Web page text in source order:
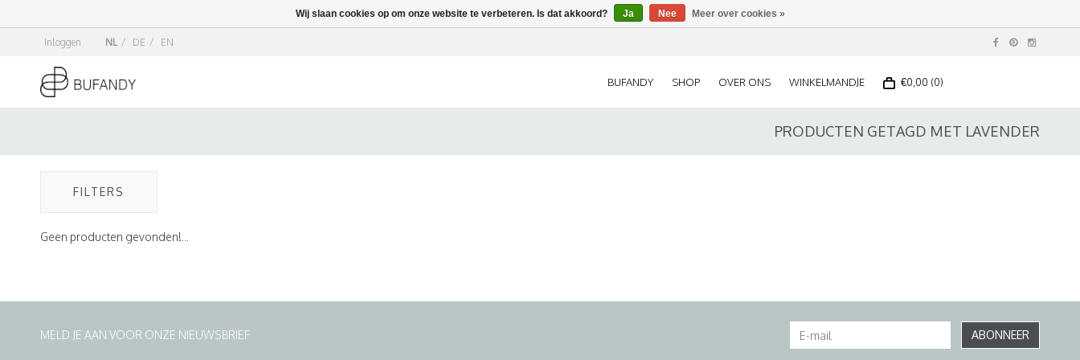
Inloggen NL / DE / EN
BUFANDY SHOP OVER ONS WINKELMANDJE €0,00 (0)
PRODUCTEN GETAGD MET LAVENDER
FILTERS
Geen producten gevonden!...
MELD JE AAN VOOR ONZE NIEUWSBRIEF ABONNEER
Wij slaan cookies op om onze website te verbeteren. Is dat akkoord? Ja Nee Meer over cookies »